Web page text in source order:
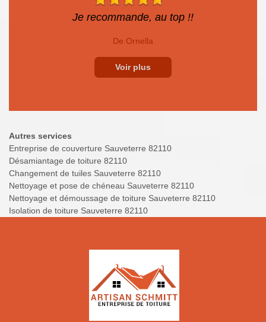
Je recommande, au top !!
De Ornella
Voir plus
Autres services
Entreprise de couverture Sauveterre 82110
Désamiantage de toiture 82110
Changement de tuiles Sauveterre 82110
Nettoyage et pose de chéneau Sauveterre 82110
Nettoyage et démoussage de toiture Sauveterre 82110
Isolation de toiture Sauveterre 82110